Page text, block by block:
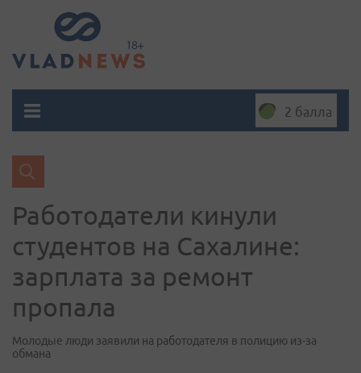
2 балла
Работодатели кинули
студентов на Сахалине:
зарплата за ремонт
пропала
Молодые люди заявили на работодателя в полицию из-за
обмана